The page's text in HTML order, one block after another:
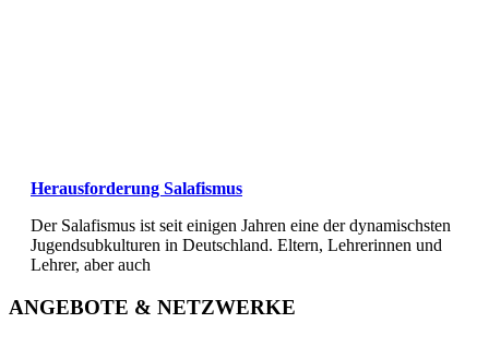
Herausforderung Salafismus
Der Salafismus ist seit einigen Jahren eine der dynamischsten
Jugendsubkulturen in Deutschland. Eltern, Lehrerinnen und
Lehrer, aber auch
ANGEBOTE & NETZWERKE